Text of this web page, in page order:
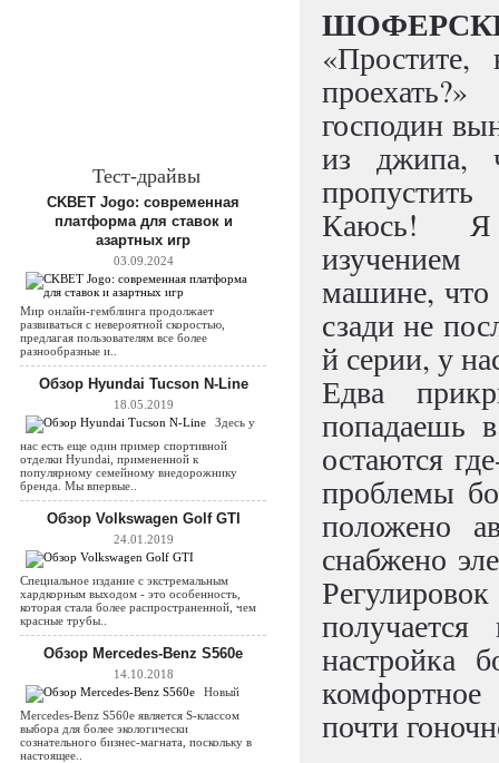
Тест-драйвы
CKBET Jogo: современная
платформа для ставок и
азартных игр
03.09.2024
Мир онлайн-гемблинга продолжает
развиваться с невероятной скоростью,
предлагая пользователям все более
разнообразные и..
Обзор Hyundai Tucson N-Line
18.05.2019
Здесь у
нас есть еще один пример спортивной
отделки Hyundai, примененной к
популярному семейному внедорожнику
бренда. Мы впервые..
Обзор Volkswagen Golf GTI
24.01.2019
Специальное издание с экстремальным
хардкорным выходом - это особенность,
которая стала более распространенной, чем
красные трубы..
Обзор Mercedes-Benz S560e
14.10.2018
Новый
Mercedes-Benz S560e является S-классом
выбора для более экологически
сознательного бизнес-магната, поскольку в
настоящее..
господин
из джипа,
Каюсь! Я
машине, что
сзади не
й серии, у
Едва
попадаешь
остаются
проблемы
положено
снабжено
настройка
почти